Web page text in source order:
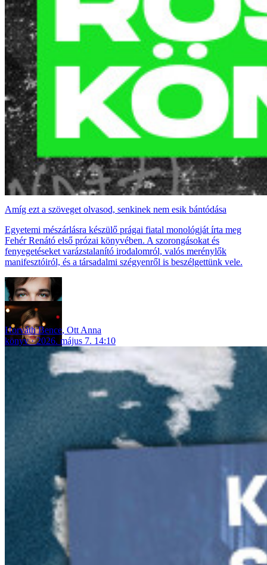
Amíg ezt a szöveget olvasod, senkinek nem esik bántódása
Egyetemi mészárlásra készülő prágai fiatal monológját írta meg
Fehér Renátó első prózai könyvében. A szorongásokat és
fenyegetéseket varázstalanító irodalomról, valós merénylők
manifesztóiról, és a társadalmi szégyenről is beszélgettünk vele.
Horváth Bence, Ott Anna
könyv
2026. május 7. 14:10